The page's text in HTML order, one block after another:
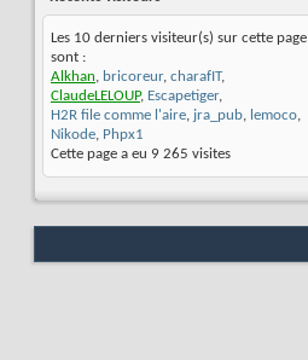
Les 10 derniers visiteur(s) sur cette page
sont :
Alkhan, bricoreur, charafIT,
ClaudeLELOUP, Escapetiger,
H2R file comme l'aire, jra_pub, lemoco,
Nikode, Phpx1
Cette page a eu 9 265 visites